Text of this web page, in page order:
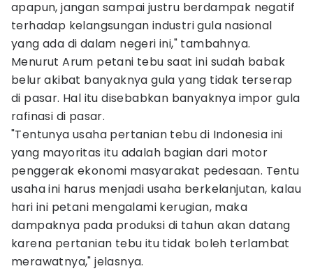
apapun, jangan sampai justru berdampak negatif
terhadap kelangsungan industri gula nasional
yang ada di dalam negeri ini," tambahnya.
Menurut Arum petani tebu saat ini sudah babak
belur akibat banyaknya gula yang tidak terserap
di pasar. Hal itu disebabkan banyaknya impor gula
rafinasi di pasar.
"Tentunya usaha pertanian tebu di Indonesia ini
yang mayoritas itu adalah bagian dari motor
penggerak ekonomi masyarakat pedesaan. Tentu
usaha ini harus menjadi usaha berkelanjutan, kalau
hari ini petani mengalami kerugian, maka
dampaknya pada produksi di tahun akan datang
karena pertanian tebu itu tidak boleh terlambat
merawatnya," jelasnya.